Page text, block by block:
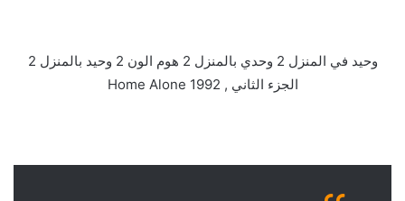
وحيد في المنزل 2 وحدي بالمنزل 2 هوم الون 2 وحيد بالمنزل 2
الجزء الثاني , Home Alone 1992